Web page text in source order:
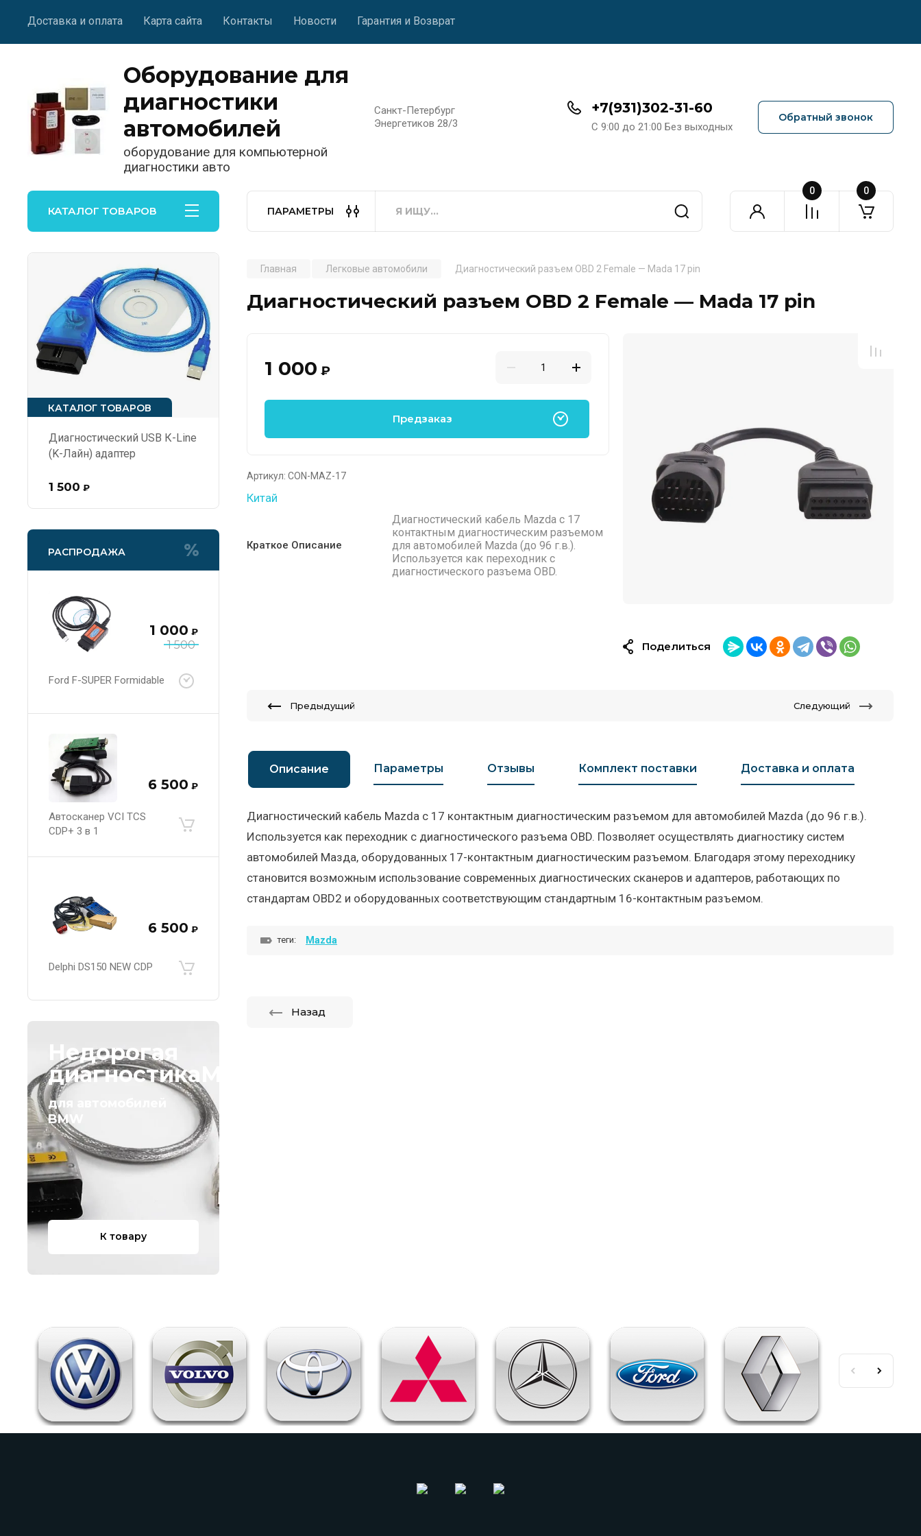
Доставка и оплата Карта сайта Контакты Новости Гарантия и Возврат
Оборудование для
диагностики
автомобилей
оборудование для компьютерной
диагностики авто
Санкт-Петербург
Энергетиков 28/3
+7(931)302-31-60
C 9:00 до 21:00 Без выходных
Обратный звонок
КАТАЛОГ ТОВАРОВ ПАРАМЕТРЫ
0 0
КАТАЛОГ ТОВАРОВ
Диагностический USB К-Line
(K-Лайн) адаптер
1 500 ₽
РАСПРОДАЖА
1 500
1 000 ₽
Ford F-SUPER Formidable
6 500 ₽
Автосканер VCI TCS
CDP+ 3 в 1
6 500 ₽
Delphi DS150 NEW CDP
Недорогая
диагностикаМагазин
для автомобилей
BMW
К товару
Главная Легковые автомобили Диагностический разъем OBD 2 Female — Mada 17 pin
Диагностический разъем OBD 2 Female — Mada 17 pin
1 000 ₽
Предзаказ
Артикул: CON-MAZ-17
Китай
Краткое Описание
Диагностический кабель Mazda с 17
контактным диагностическим разъемом
для автомобилей Mazda (до 96 г.в.).
Используется как переходник c
диагностичеcкого разъема OBD.
Поделиться
Предыдущий Следующий
Описание Параметры Отзывы Комплект поставки Доставка и оплата
Диагностический кабель Mazda с 17 контактным диагностическим разъемом для автомобилей Mazda (до 96 г.в.).
Используется как переходник c диагностичеcкого разъема OBD. Позволяет осуществлять диагностику систем
автомобилей Мазда, оборудованных 17-контактным диагностическим разъемом. Благодаря этому переходнику
становится возможным использование современных диагностических сканеров и адаптеров, работающих по
стандартам OBD2 и оборудованных соответствующим стандартным 16-контактным разъемом.
теги: Mazda
Назад